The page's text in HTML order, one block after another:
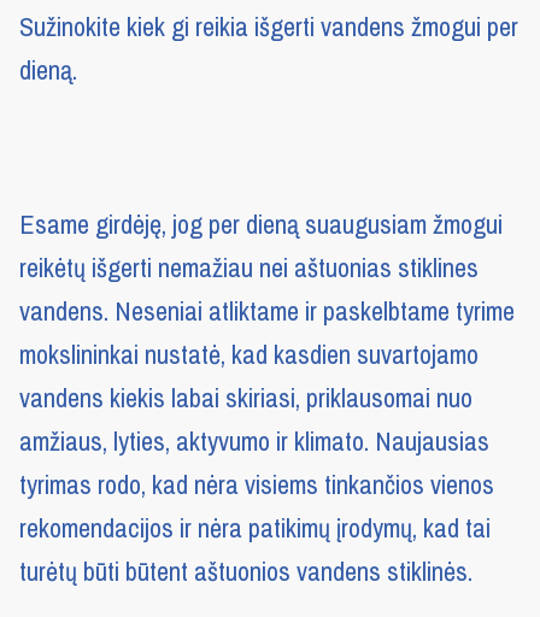
Sužinokite kiek gi reikia išgerti vandens žmogui per
dieną.
Esame girdėję, jog per dieną suaugusiam žmogui
reikėtų išgerti nemažiau nei aštuonias stiklines
vandens. Neseniai atliktame ir paskelbtame tyrime
mokslininkai nustatė, kad kasdien suvartojamo
vandens kiekis labai skiriasi, priklausomai nuo
amžiaus, lyties, aktyvumo ir klimato. Naujausias
tyrimas rodo, kad nėra visiems tinkančios vienos
rekomendacijos ir nėra patikimų įrodymų, kad tai
turėtų būti būtent aštuonios vandens stiklinės.